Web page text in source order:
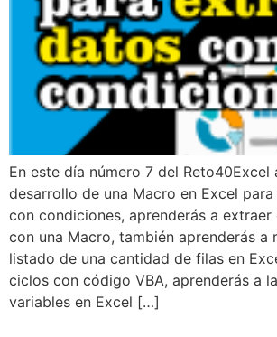
En este día número 7 del Reto40Excel
desarrollo de una Macro en Excel
con condiciones, aprenderás a extraer
con una Macro, también aprenderás a
listado de una cantidad de filas en
ciclos con código VBA, aprenderás a
variables en Excel […]